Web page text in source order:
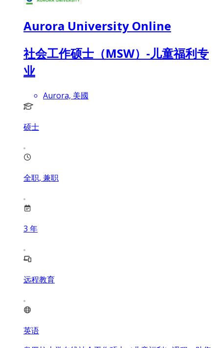
Aurora University Online
社会工作硕士（MSW）-儿童福利专
业
Aurora, 美國
硕士
全职, 兼职
3 年
远程教育
英语